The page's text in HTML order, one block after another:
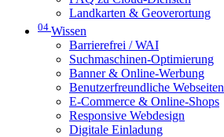
Landkarten & Geoverortung
04 Wissen
Barrierefrei / WAI
Suchmaschinen-Optimierung
Banner & Online-Werbung
Benutzerfreundliche Webseiten
E-Commerce & Online-Shops
Responsive Webdesign
Digitale Einladung